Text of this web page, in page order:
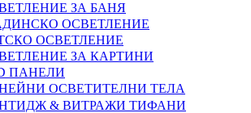
ЗА БАНЯ
ОСВЕТЛЕНИЕ
ОСВЕТЛЕНИЕ
ЗА КАРТИНИ
ПАНЕЛИ
ОСВЕТИТЕЛНИ ТЕЛА
& ВИТРАЖИ ТИФАНИ